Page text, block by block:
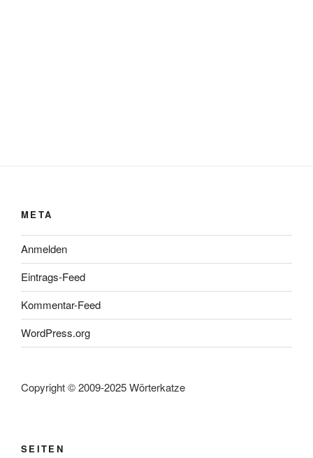
META
Anmelden
Eintrags-Feed
Kommentar-Feed
WordPress.org
Copyright © 2009-2025 Wörterkatze
SEITEN